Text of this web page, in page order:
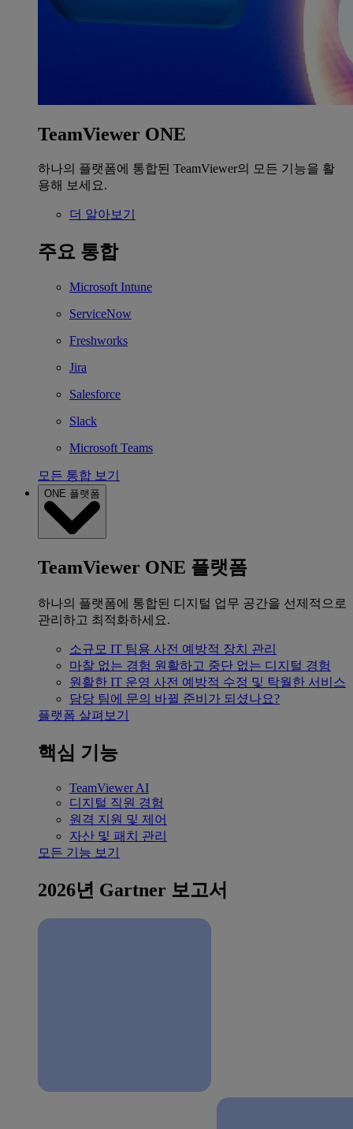
TeamViewer ONE
하나의 플랫폼에 통합된 TeamViewer의 모든 기능을 활
용해 보세요.
더 알아보기
주요 통합
Microsoft Intune
ServiceNow
Freshworks
Jira
Salesforce
Slack
Microsoft Teams
모든 통합 보기
ONE 플랫폼
TeamViewer ONE 플랫폼
하나의 플랫폼에 통합된 디지털 업무 공간을 선제적으로
관리하고 최적화하세요.
소규모 IT 팀용 사전 예방적 장치 관리
마찰 없는 경험 원활하고 중단 없는 디지털 경험
원활한 IT 운영 사전 예방적 수정 및 탁월한 서비스
담당 팀에 문의 바뀔 준비가 되셨나요?
플랫폼 살펴보기
핵심 기능
TeamViewer AI
디지털 직원 경험
원격 지원 및 제어
자산 및 패치 관리
모든 기능 보기
2026년 Gartner 보고서